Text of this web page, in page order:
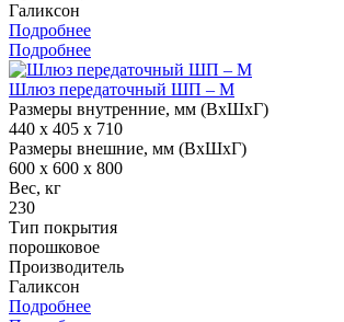
Галиксон
Подробнее
Подробнее
Шлюз передаточный ШП – М
Размеры внутренние, мм (ВхШхГ)
440 x 405 x 710
Размеры внешние, мм (ВхШхГ)
600 x 600 x 800
Вес, кг
230
Тип покрытия
порошковое
Производитель
Галиксон
Подробнее